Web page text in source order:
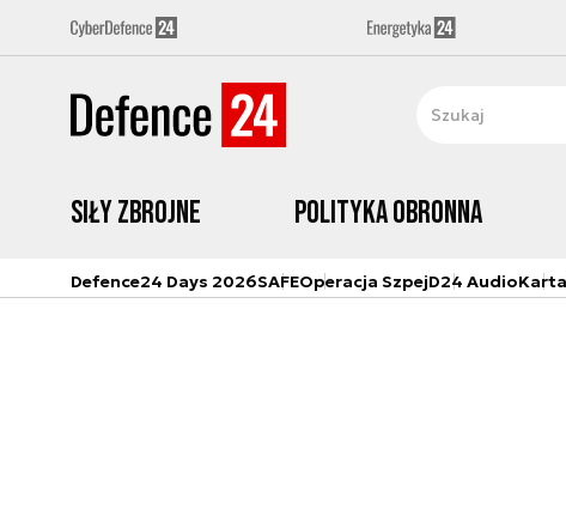
Siły zbrojne Polityka obronna
Defence24 Days 2026SAFEOperacja SzpejD24 Audio